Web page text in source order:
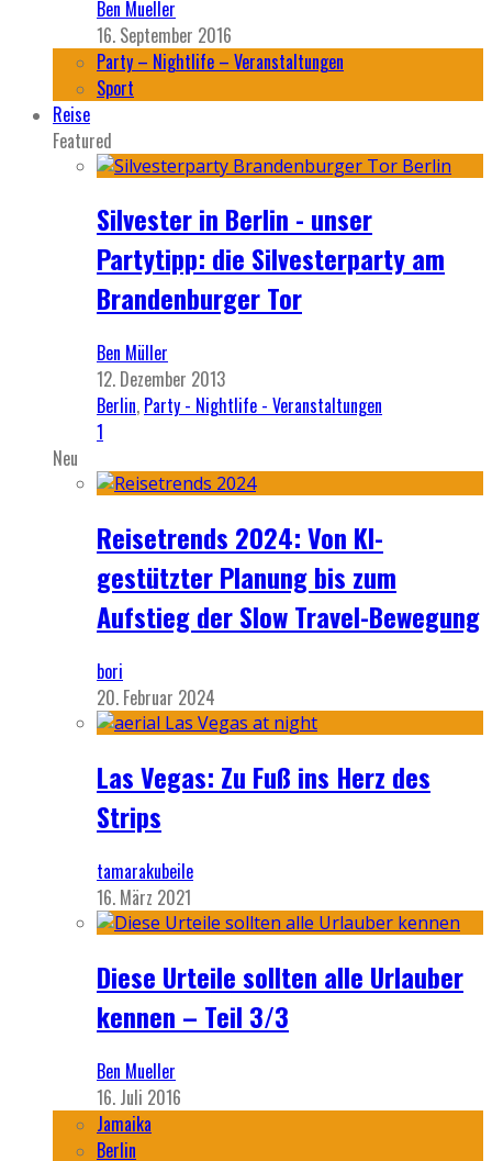
Ben Mueller
16. September 2016
Party – Nightlife – Veranstaltungen
Sport
Reise
Featured
Silvester in Berlin - unser
Partytipp: die Silvesterparty am
Brandenburger Tor
Ben Müller
12. Dezember 2013
Berlin, Party - Nightlife - Veranstaltungen
1
Neu
Reisetrends 2024: Von KI-
gestützter Planung bis zum
Aufstieg der Slow Travel-Bewegung
bori
20. Februar 2024
Las Vegas: Zu Fuß ins Herz des
Strips
tamarakubeile
16. März 2021
Diese Urteile sollten alle Urlauber
kennen – Teil 3/3
Ben Mueller
16. Juli 2016
Jamaika
Berlin